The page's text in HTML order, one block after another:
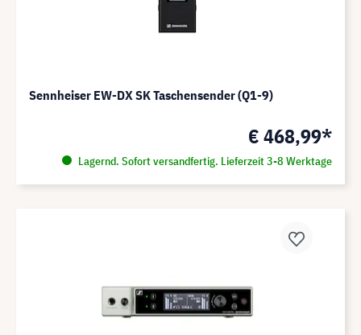
Sennheiser EW-DX SK Taschensender (Q1-9)
€ 468,99*
Lagernd. Sofort versandfertig. Lieferzeit 3-8 Werktage